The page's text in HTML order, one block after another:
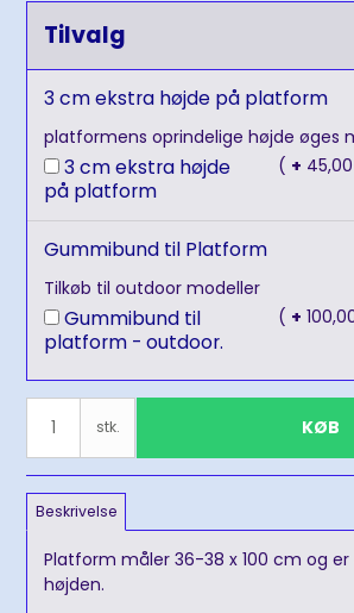
Tilvalg
3 cm ekstra højde på platform
platformens oprindelige højde øges
3 cm ekstra højde
på platform
( +
Gummibund til Platform
Tilkøb til outdoor modeller
Gummibund til
platform - outdoor.
( +
stk. KØB
Beskrivelse
Platform måler 36-38 x 100 cm og
højden.